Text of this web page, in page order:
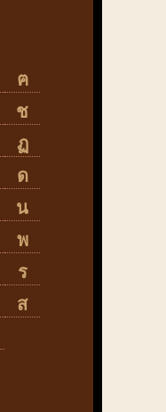
ฅ
ช
ฏ
ด
น
พ
ร
ส